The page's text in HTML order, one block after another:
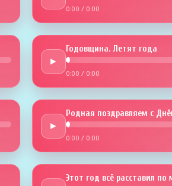
0:00 / 0:00
►
Годовщина. Летят года
0:00 / 0:00
►
0:00 / 0:00